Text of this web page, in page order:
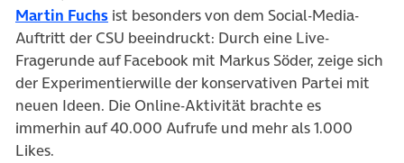
Martin Fuchs(öffnet in neuem Tab)
ist besonders von dem Social-Media-
Auftritt der CSU beeindruckt: Durch eine Live-
Fragerunde auf Facebook mit Markus Söder, zeige sich
der Experimentierwille der konservativen Partei mit
neuen Ideen. Die Online-Aktivität brachte es
immerhin auf 40.000 Aufrufe und mehr als 1.000
Likes.